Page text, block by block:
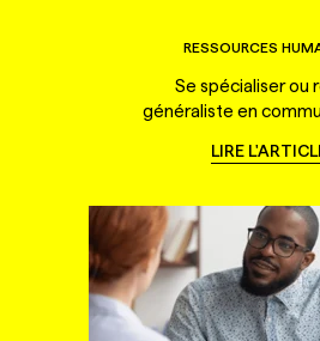
RESSOURCES
Se spécialiser ou
généraliste en
LIRE